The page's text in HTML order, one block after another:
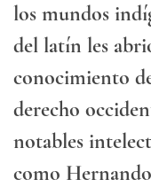
los mundos
del latín les
conocimiento
derecho
notables
como